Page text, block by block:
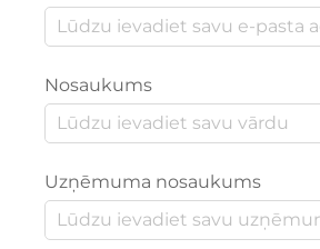
Nosaukums
Uzņēmuma nosaukums